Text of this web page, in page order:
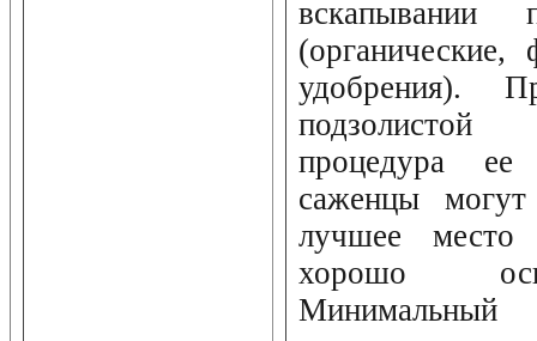
вскапывании
удобрения).
процедура ее
саженцы
лучшее
хорошо